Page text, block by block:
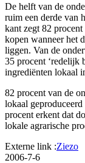
De helft van de
ruim een derde van
kant zegt 82
kopen wanneer het
liggen. Van de
35 procent ‘redelijk
ingrediënten lokaal
82 procent van de
lokaal
procent erkent dat
lokale agrarische
Externe link :Ziezo
2006-7-6